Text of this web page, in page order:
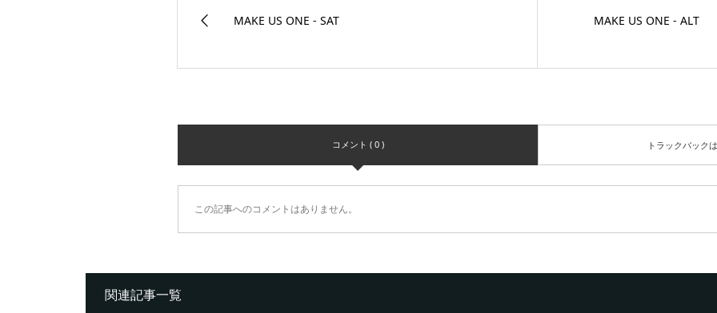
MAKE US ONE - SAT MAKE US ONE - ALT
コメント ( 0 ) トラックバック
この記事へのコメントはありません。
関連記事一覧